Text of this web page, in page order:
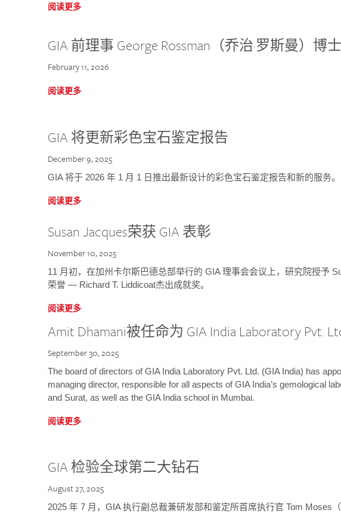
阅读更多
GIA 前理事 George Rossman（乔治·罗斯曼）博
February 11, 2026
阅读更多
GIA 将更新彩色宝石鉴定报告
December 9, 2025
GIA 将于 2026 年 1 月 1 日推出最新设计的彩色宝石鉴定报告和新的服务。
阅读更多
Susan Jacques荣获 GIA 表彰
November 10, 2025
11 月初，在加州卡尔斯巴德总部举行的 GIA 理事会会议上，研究院授予
荣誉 — Richard T. Liddicoat杰出成就奖。
阅读更多
Amit Dhamani被任命为 GIA India Laboratory Pvt.
September 30, 2025
The board of directors of GIA India Laboratory Pvt. Ltd. (GIA India) has
managing director, responsible for all aspects of GIA India’s gemological
and Surat, as well as the GIA India school in Mumbai.
阅读更多
GIA 检验全球第二大钻石
August 27, 2025
2025 年 7 月，GIA 执行副总裁兼研发部和鉴定所首席执行官 Tom Moses